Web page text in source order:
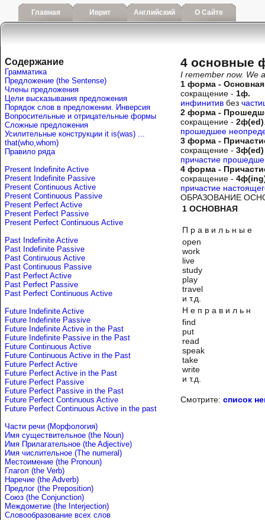
Главная Иврит Английский О Сайте
Содержание
Грамматика
Предложение (the Sentense)
Члены предложения
Цели высказывания предложения
Порядок слов в предложении. Инверсия
Вопросительные и отрицательные формы
Сложные предложения
Усилительные конструкции it is(was) ...
that(who,whom)
Правило ряда
Present Indefinite Active
Present Indefinite Passive
Present Continuous Active
Present Continuous Passive
Present Perfect Active
Present Perfect Passive
Present Perfect Continuous Active
Past Indefinite Active
Past Indefinite Passive
Past Continuous Active
Past Continuous Passive
Past Perfect Active
Past Perfect Passive
Past Perfect Continuous Active
Future Indefinite Active
Future Indefinite Passive
Future Indefinite Active in the Past
Future Indefinite Passive in the Past
Future Continuous Active
Future Continuous Active in the Past
Future Perfect Active
Future Perfect Active in the Past
Future Perfect Passive
Future Perfect Passive in the Past
Future Perfect Continuous Active
Future Perfect Continuous Active in the past
Части речи (Морфология)
Имя существительное (the Noun)
Имя Прилагательное (the Adjective)
Имя числительное (The numeral)
Местоимение (the Pronoun)
Глагол (the Verb)
Наречие (the Adverb)
Предлог (the Preposition)
Союз (the Conjunction)
Междометие (the Interjection)
Словообразование всех слов
4 основные
I remember now. We
1 форма - Основная
сокращение - 1ф.
инфинитив без
2 форма -
сокращение - 2ф(ed)
прошедшее
3 форма -
сокращение - 3ф(ed)
причастие
4 форма -
coкращение -
причастие
ОБРАЗОВАНИЕ
1 ОСНОВНАЯ
П р а в и л ь н ы е
open
work
live
study
play
travel
и т.д.
Н е п р а в и л ь н
find
put
read
speak
take
write
и т.д.
Смотрите: список